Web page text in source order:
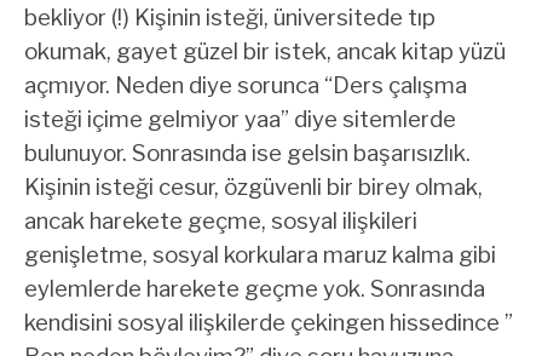
bekliyor (!) Kişinin isteği, üniversitede tıp
okumak, gayet güzel bir istek, ancak kitap yüzü
açmıyor. Neden diye sorunca “Ders çalışma
isteği içime gelmiyor yaa” diye sitemlerde
bulunuyor. Sonrasında ise gelsin başarısızlık.
Kişinin isteği cesur, özgüvenli bir birey olmak,
ancak harekete geçme, sosyal ilişkileri
genişletme, sosyal korkulara maruz kalma gibi
eylemlerde harekete geçme yok. Sonrasında
kendisini sosyal ilişkilerde çekingen hissedince ”